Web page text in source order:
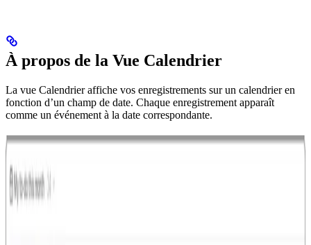
À propos de la Vue Calendrier
La vue Calendrier affiche vos enregistrements sur un calendrier en
fonction d’un champ de date. Chaque enregistrement apparaît
comme un événement à la date correspondante.